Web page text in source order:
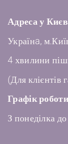
Адреса у
Українa,
4 хвилини
(Для клієнтів
Графік
З понеділка